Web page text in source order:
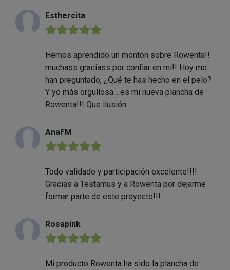
Esthercita
★★★★★
Hemos aprendido un montón sobre Rowenta!!
muchass graciass por confiar en mi!! Hoy me
han preguntado, ¿Qué te has hecho en el pelo?
Y yo más orgullosa... es mi nueva plancha de
Rowenta!!! Que ilusión
AnaFM
★★★★★
Todo validado y participación excelente!!!!
Gracias a Testamus y a Rowenta por dejarme
formar parte de este proyecto!!!
Rosapink
★★★★★
Mi producto Rowenta ha sido la plancha de